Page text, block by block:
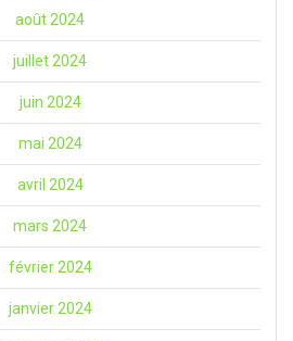
août 2024
juillet 2024
juin 2024
mai 2024
avril 2024
mars 2024
février 2024
janvier 2024